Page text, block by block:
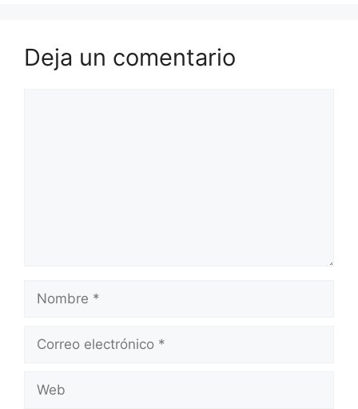
Deja un comentario
electrónico